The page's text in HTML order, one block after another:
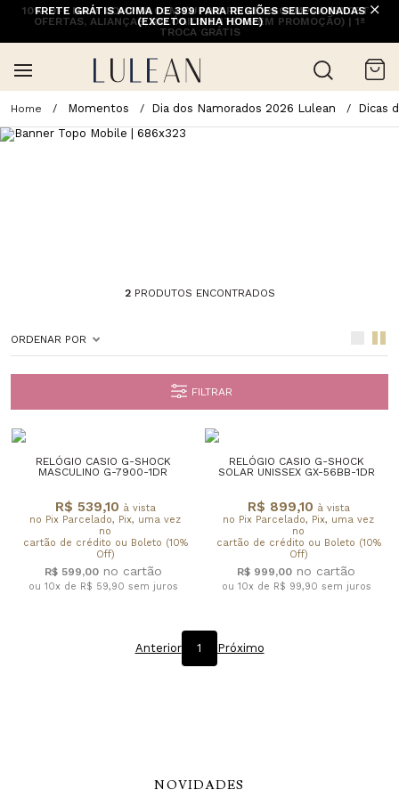
10% OFF NA 1ª COMPRA COM CUPOM PRIMEIRACOMPRA (EXCETO
OFERTAS, ALIANÇAS, RELÓGIOS E ITENS EM PROMOÇÃO) | 1ª
TROCA GRÁTIS
FRETE GRÁTIS ACIMA DE 399 PARA REGIÕES SELECIONADAS
(EXCETO LINHA HOME)
Momentos Dia dos Namorados 2026 Lulean Dicas
2PRODUTOS ENCONTRADOS
ORDENAR POR
FILTRAR
RELÓGIO CASIO G-SHOCK
MASCULINO G-7900-1DR
R$ 539,10 à vista
no Pix Parcelado, Pix, uma vez
no
cartão de crédito ou Boleto (10%
Off)
R$ 599,00
ou 10x de R$ 59,90 sem juros
RELÓGIO CASIO G-SHOCK
SOLAR UNISSEX GX-56BB-1DR
R$ 899,10 à vista
no Pix Parcelado, Pix, uma vez
no
cartão de crédito ou Boleto (10%
Off)
R$ 999,00
ou 10x de R$ 99,90 sem juros
Anterior 1 Próximo
NOVIDADES